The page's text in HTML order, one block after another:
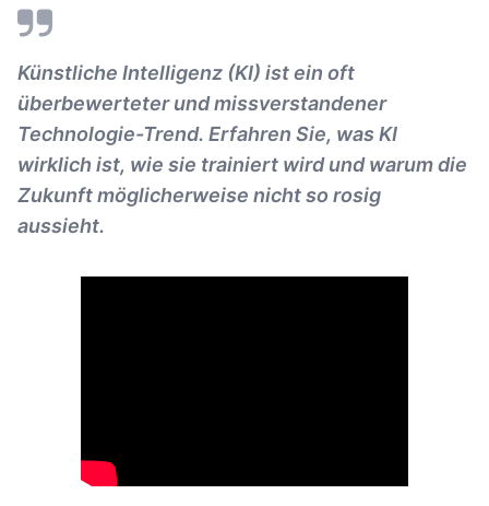
Künstliche Intelligenz (KI) ist ein oft
überbewerteter und missverstandener
Technologie-Trend. Erfahren Sie, was KI
wirklich ist, wie sie trainiert wird und warum die
Zukunft möglicherweise nicht so rosig
aussieht.